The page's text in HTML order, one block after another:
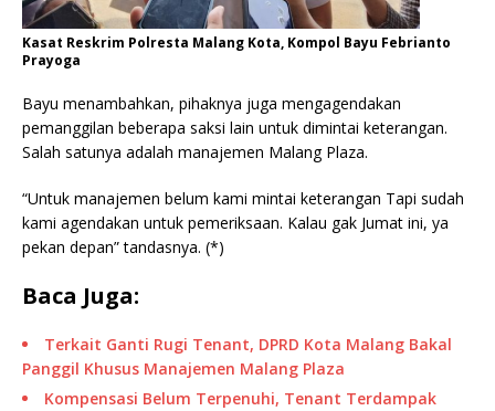
Kasat Reskrim Polresta Malang Kota, Kompol Bayu Febrianto
Prayoga
Bayu menambahkan, pihaknya juga mengagendakan
pemanggilan beberapa saksi lain untuk dimintai keterangan.
Salah satunya adalah manajemen Malang Plaza.
“Untuk manajemen belum kami mintai keterangan Tapi sudah
kami agendakan untuk pemeriksaan. Kalau gak Jumat ini, ya
pekan depan” tandasnya. (*)
Baca Juga:
Terkait Ganti Rugi Tenant, DPRD Kota Malang Bakal
Panggil Khusus Manajemen Malang Plaza
Kompensasi Belum Terpenuhi, Tenant Terdampak